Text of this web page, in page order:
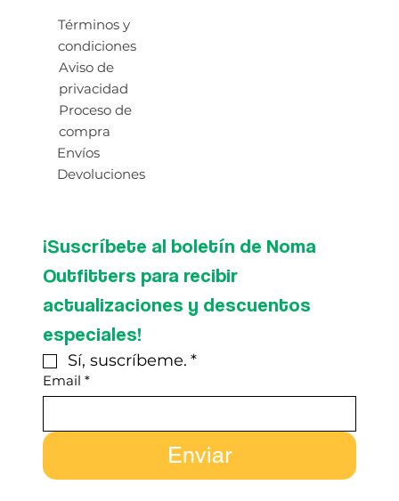
Términos y
condiciones
Aviso de
privacidad
Proceso de
compra
Envíos
Devoluciones
¡Suscríbete al boletín de Noma
Outfitters para recibir
actualizaciones y descuentos
especiales!
Sí, suscríbeme. *
Email *
Enviar